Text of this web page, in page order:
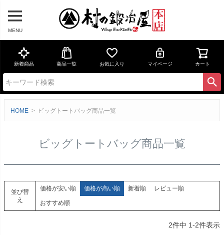
MENU
新着商品 商品一覧 お気に入り マイページ カート
HOME ビッグトートバッグ商品一覧
ビッグトートバッグ商品一覧
並び替
え
価格が安い順 価格が高い順 新着順 レビュー順
おすすめ順
2件中 1-2件表示